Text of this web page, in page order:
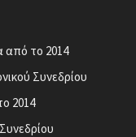
από το 2014
Συνεδρίου
2014